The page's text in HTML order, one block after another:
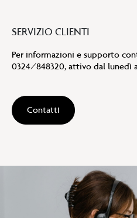
SERVIZIO CLIENTI
Per informazioni e supporto
0324/848320, attivo dal lunedì
Contatti